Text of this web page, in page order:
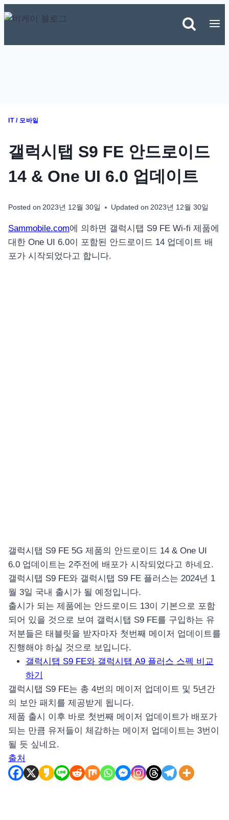
Skip
IT / 모바일
갤럭시탭 S9 FE 안드로이드
14 & One UI 6.0 업데이트
Posted on 2023년 12월 30일 Updated on 2023년 12월 30일
Sammobile.com에 의하면 갤럭시탭 S9 FE Wi-fi 제품에
대한 One UI 6.0이 포함된 안드로이드 14 업데이트 배
포가 시작되었다고 합니다.
갤럭시탭 S9 FE 5G 제품의 안드로이드 14 & One UI
6.0 업데이트는 2주전에 배포가 시작되었다고 하네요.
갤럭시탭 S9 FE와 갤럭시탭 S9 FE 플러스는 2024년 1
월 3일 국내 출시가 될 예정입니다.
출시가 되는 제품에는 안드로이드 13이 기본으로 포함
되어 있을 것으로 보여 갤럭시탭 S9 FE를 구입하는 유
저분들은 태블릿을 받자마자 첫번째 메이저 업데이트를
진행해야 하실 것으로 보입니다.
갤럭시탭 S9 FE와 갤럭시탭 A9 플러스 스펙 비교
하기
갤럭시탭 S9 FE는 총 4번의 메이저 업데이트 및 5년간
의 보안 패치를 제공받게 됩니다.
제품 출시 이후 바로 첫번째 메이저 업데이트가 배포가
되는 만큼 유저들이 체감하는 메이저 업데이트는 3번이
될 듯 싶네요.
출처